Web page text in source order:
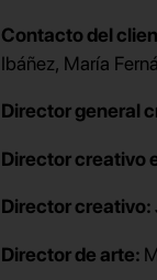
Contacto del
Ibáñez, María
Director general
Director creativo
Director creativo:
Director de arte: